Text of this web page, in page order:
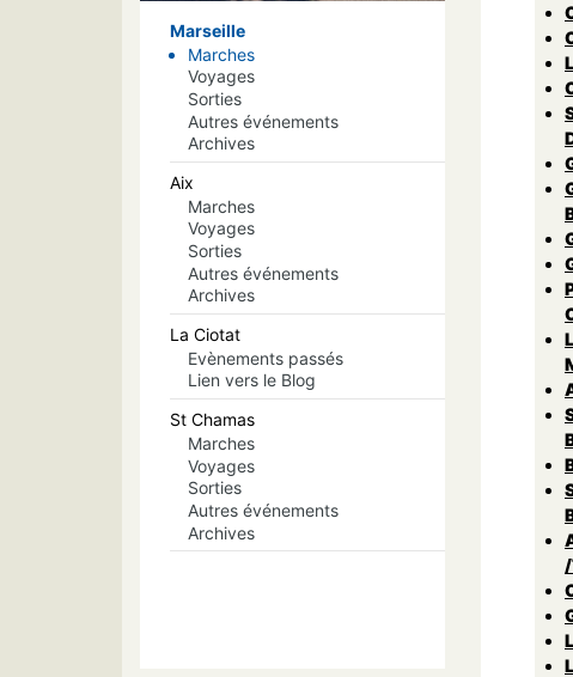
Marseille
Marches
Voyages
Sorties
Autres événements
Archives
Aix
Marches
Voyages
Sorties
Autres événements
Archives
La Ciotat
Evènements passés
Lien vers le Blog
St Chamas
Marches
Voyages
Sorties
Autres événements
Archives